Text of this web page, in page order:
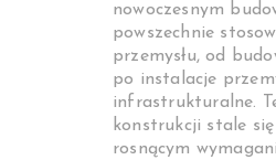
nowoczesnym
powszechnie
przemysłu, od
po instalacje
infrastrukturalne.
konstrukcji stale
rosnącym